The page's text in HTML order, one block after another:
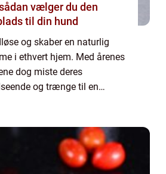
vælger du den
til din hund
og skaber en naturlig
i ethvert hjem. Med årenes
dog miste deres
og trænge til en